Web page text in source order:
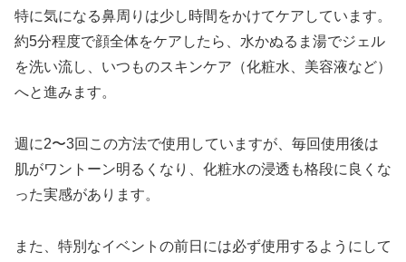
特に気になる鼻周りは少し時間をかけてケアしています。
約5分程度で顔全体をケアしたら、水かぬるま湯でジェル
を洗い流し、いつものスキンケア（化粧水、美容液など）
へと進みます。
週に2〜3回この方法で使用していますが、毎回使用後は
肌がワントーン明るくなり、化粧水の浸透も格段に良くな
った実感があります。
また、特別なイベントの前日には必ず使用するようにして